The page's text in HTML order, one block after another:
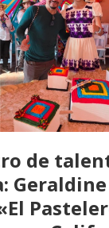
de
Geraldine